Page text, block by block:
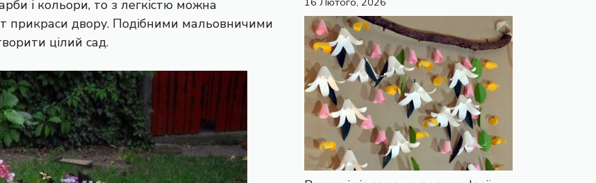
і кольори, то з легкістю можна
прикраси двору. Подібними мальовничими
цілий сад.